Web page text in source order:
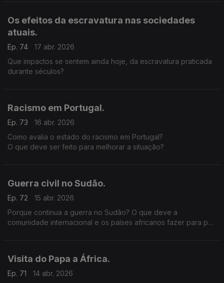
Os efeitos da escravatura nas sociedades
atuais.
Ep. 74
17 abr. 2026
Que impactos se sentem ainda hoje, da escravatura praticada
durante séculos?
Racismo em Portugal.
Ep. 73
16 abr. 2026
Como avalia o estado do racismo em Portugal?
O que deve ser feito para melhorar a situação?
Guerra civil no Sudão.
Ep. 72
15 abr. 2026
Porque continua a guerra no Sudão? O que deve a
comunidade internacional e os países africanos fazer para pôr
Visita do Papa a África.
Ep. 71
14 abr. 2026